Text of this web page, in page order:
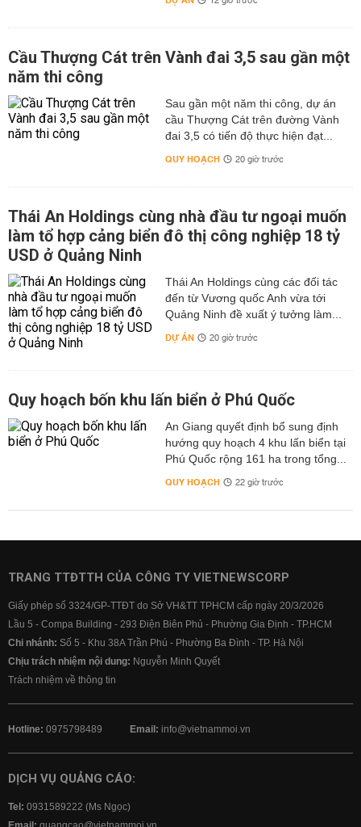
Cầu Thượng Cát trên Vành đai 3,5 sau gần một
năm thi công
Sau gần một năm thi công, dự án
cầu Thượng Cát trên đường Vành
đai 3,5 có tiến độ thực hiện đạt...
QUY HOẠCH 20 giờ trước
Thái An Holdings cùng nhà đầu tư ngoại muốn
làm tổ hợp cảng biển đô thị công nghiệp 18 tỷ
USD ở Quảng Ninh
Thái An Holdings cùng các đối tác
đến từ Vương quốc Anh vừa tới
Quảng Ninh đề xuất ý tưởng làm...
DỰ ÁN 20 giờ trước
Quy hoạch bốn khu lấn biển ở Phú Quốc
An Giang quyết định bổ sung định
hướng quy hoạch 4 khu lấn biển tại
Phú Quốc rộng 161 ha trong tổng...
QUY HOẠCH 22 giờ trước
TRANG TTĐTTH CỦA CÔNG TY VIETNEWSCORP
Giấy phép số 3324/GP-TTĐT do Sở VH&TT TPHCM cấp ngày 20/3/2026
Lầu 5 - Compa Building - 293 Điện Biên Phủ - Phường Gia Định - TP.HCM
Chi nhánh: Số 5 - Khu 38A Trần Phú - Phường Ba Đình - TP. Hà Nội
Chịu trách nhiệm nội dung: Nguyễn Minh Quyết
Trách nhiệm về thông tin
Hotline: 0975798489 Email: info@vietnammoi.vn
DỊCH VỤ QUẢNG CÁO:
Tel: 0931589222 (Ms Ngọc)